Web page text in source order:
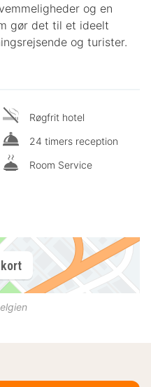
og en
gør det til et ideelt
og turister.
Røgfrit hotel
24 timers reception
Room Service